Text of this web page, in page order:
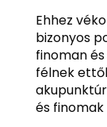
Ehhez
bizonyos
finoman
félnek
és